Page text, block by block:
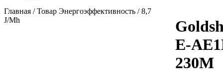
Главная / Товар Энергоэффективность / 8,7
J/Mh
E-
230M